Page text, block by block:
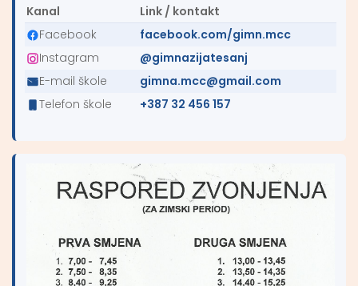
Kanal
Link / kontakt
Facebook
facebook.com/gimn.mcc
Instagram
@gimnazijatesanj
E-mail škole
gimna.mcc@gmail.com
Telefon škole
+387 32 456 157